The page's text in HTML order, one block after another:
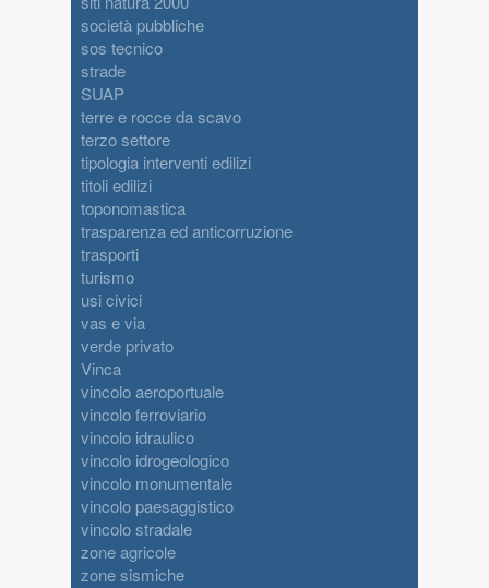
società pubbliche
sos tecnico
strade
SUAP
terre e rocce da scavo
terzo settore
tipologia interventi edilizi
titoli edilizi
toponomastica
trasparenza ed anticorruzione
trasporti
turismo
usi civici
vas e via
verde privato
Vinca
vincolo aeroportuale
vincolo ferroviario
vincolo idraulico
vincolo idrogeologico
vincolo monumentale
vincolo paesaggistico
vincolo stradale
zone agricole
zone sismiche